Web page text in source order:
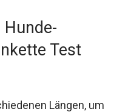
Test
Längen, um